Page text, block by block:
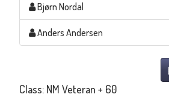
Bjørn Nordal
Anders Andersen
Class: NM Veteran + 60